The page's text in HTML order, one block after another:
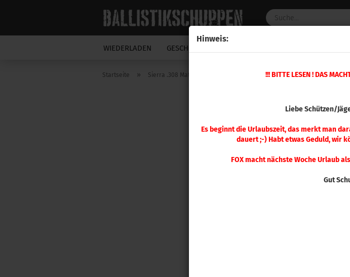
Hinweis:
!!! BITTE LESEN ! DAS
Liebe Schützen/
Es beginnt die Urlaubszeit, das merkt man
dauert ;-) Habt etwas Geduld, wir
FOX macht nächste Woche Urlaub
Gut
WIEDERLADEN GESCHOSSE
Startseite » Sierra .308 MatchKing 150gr 100 Stück